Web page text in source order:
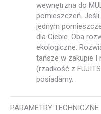
wewnętrzna do
pomieszczeń.
jednym
dla Ciebie. Oba
ekologiczne.
tańsze w zakupie I
(rzadkość z
posiadamy.
PARAMETRY TECHNICZNE